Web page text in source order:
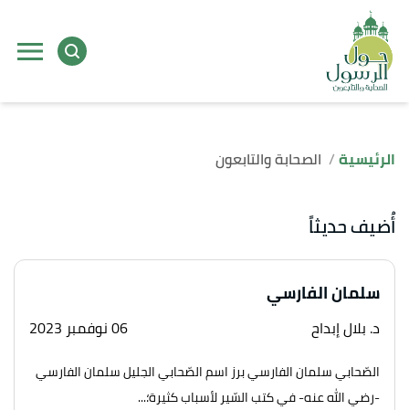
الرئيسية الصحابة والتابعون
أُضيف حديثاً
سلمان الفارسي
د. بلال إبداح 06 نوفمبر 2023
الصّحابي سلمان الفارسي برز اسم الصّحابي الجليل سلمان الفارسي
-رضي الله عنه- في كتب السّير لأسباب كثيرة؛...